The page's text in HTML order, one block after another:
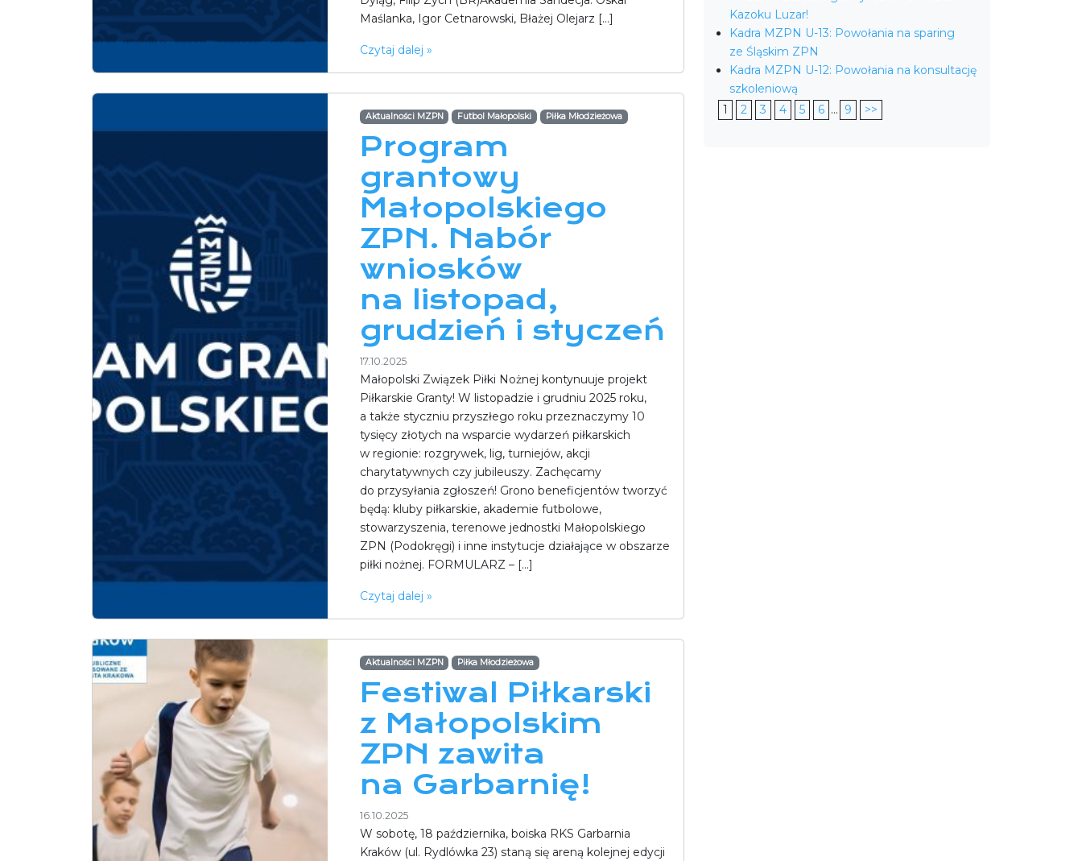
Maślanka, Igor Cetnarowski, Błażej Olejarz […]
Czytaj dalej »
Aktualności MZPN Futbol Małopolski Piłka Młodzieżowa
Program
grantowy
Małopolskiego
ZPN. Nabór
wniosków
na listopad,
grudzień i styczeń
17.10.2025
Małopolski Związek Piłki Nożnej kontynuuje projekt
Piłkarskie Granty! W listopadzie i grudniu 2025 roku,
a także styczniu przyszłego roku przeznaczymy 10
tysięcy złotych na wsparcie wydarzeń piłkarskich
w regionie: rozgrywek, lig, turniejów, akcji
charytatywnych czy jubileuszy. Zachęcamy
do przysyłania zgłoszeń! Grono beneficjentów tworzyć
będą: kluby piłkarskie, akademie futbolowe,
stowarzyszenia, terenowe jednostki Małopolskiego
ZPN (Podokręgi) i inne instytucje działające w obszarze
piłki nożnej. FORMULARZ – […]
Czytaj dalej »
Aktualności MZPN Piłka Młodzieżowa
Festiwal Piłkarski
z Małopolskim
ZPN zawita
na Garbarnię!
16.10.2025
W sobotę, 18 października, boiska RKS Garbarnia
Kraków (ul. Rydlówka 23) staną się areną kolejnej edycji
Kazoku Luzar!
Kadra MZPN U-13: Powołania na sparing
ze Śląskim ZPN
Kadra MZPN U-12: Powołania na konsultację
szkoleniową
1
2 3 4 5 6 ... 9 >>